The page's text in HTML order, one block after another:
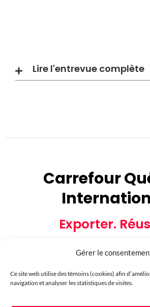
Gérer le
Ce site web utilise des témoins (cookies) afin
navigation et analyser les statistiques de visites.
Lire l'entrevue complète
Carrefour
Exporter.